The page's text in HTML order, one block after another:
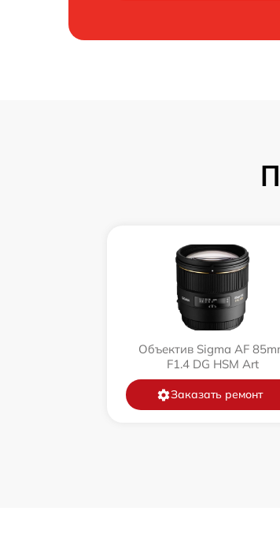
Объектив Sigma AF
F1.4 DG HSM Art
Заказать ремонт